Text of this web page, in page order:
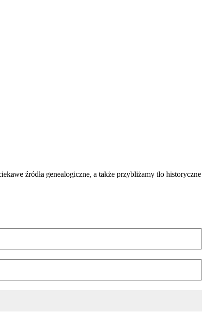
źródła genealogiczne, a także przybliżamy tło historyczne